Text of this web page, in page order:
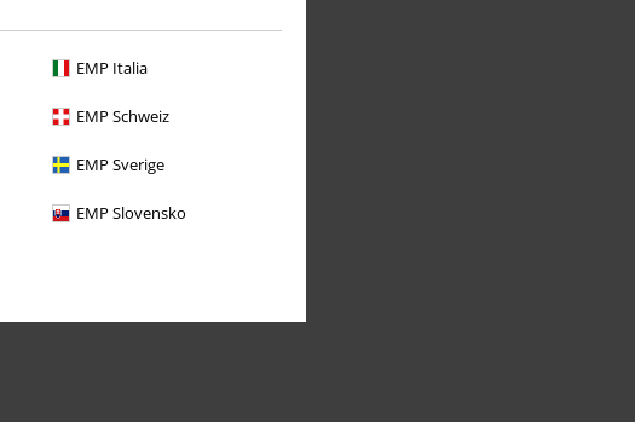
EMP Italia
EMP Schweiz
EMP Sverige
EMP Slovensko